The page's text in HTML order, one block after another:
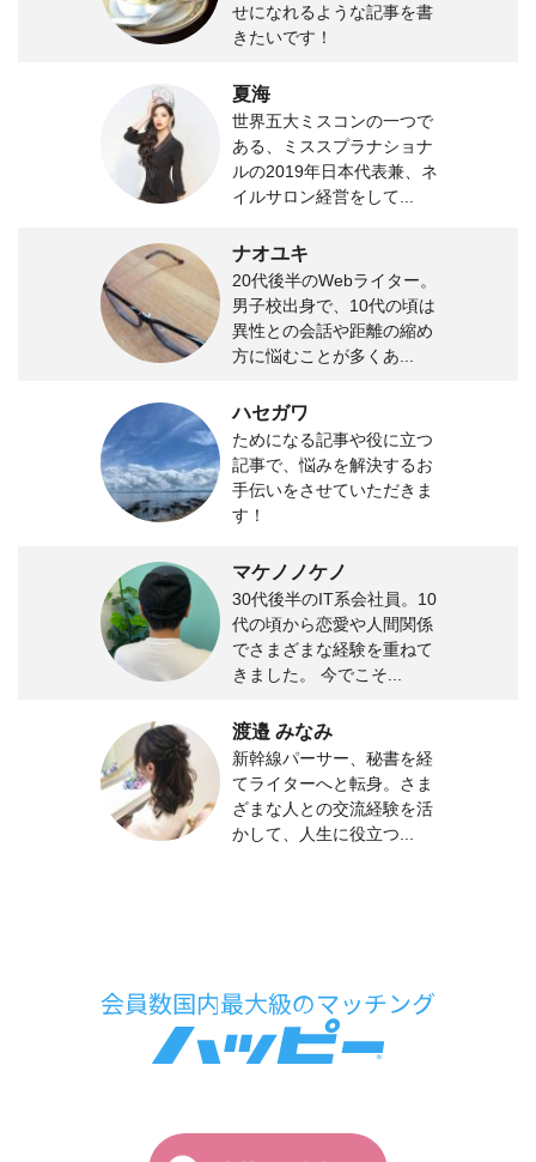
せになれるような記事を書
きたいです！
夏海
世界五大ミスコンの一つで
ある、ミススプラナショナ
ルの2019年日本代表兼、ネ
イルサロン経営をして...
ナオユキ
20代後半のWebライター。
男子校出身で、10代の頃は
異性との会話や距離の縮め
方に悩むことが多くあ...
ハセガワ
ためになる記事や役に立つ
記事で、悩みを解決するお
手伝いをさせていただきま
す！
マケノノケノ
30代後半のIT系会社員。10
代の頃から恋愛や人間関係
でさまざまな経験を重ねて
きました。 今でこそ...
渡邉 みなみ
新幹線パーサー、秘書を経
てライターへと転身。さま
ざまな人との交流経験を活
かして、人生に役立つ...